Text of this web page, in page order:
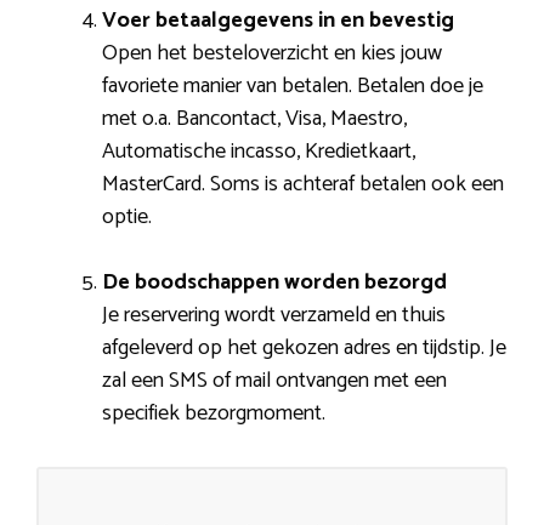
Voer betaalgegevens in en bevestig
Open het besteloverzicht en kies jouw
favoriete manier van betalen. Betalen doe je
met o.a. Bancontact, Visa, Maestro,
Automatische incasso, Kredietkaart,
MasterCard. Soms is achteraf betalen ook een
optie.
De boodschappen worden bezorgd
Je reservering wordt verzameld en thuis
afgeleverd op het gekozen adres en tijdstip. Je
zal een SMS of mail ontvangen met een
specifiek bezorgmoment.